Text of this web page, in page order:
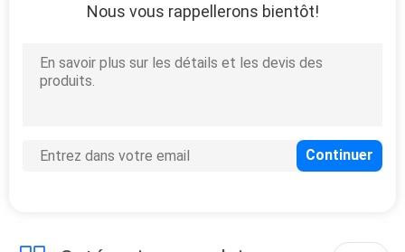
Nous vous rappellerons bientôt!